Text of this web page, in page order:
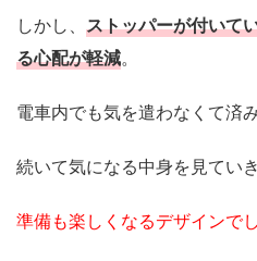
しかし、 ストッパーが付いて
る心配が軽減。
電車内でも気を遣わなくて済み
続いて気になる中身を見てい
準備も楽しくなるデザインでし